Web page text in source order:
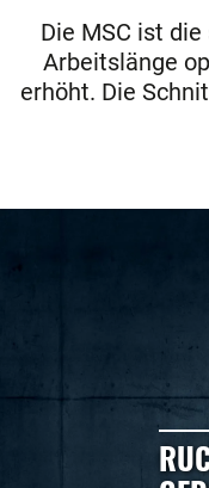
Die MSC ist
Arbeitslänge
erhöht. Die